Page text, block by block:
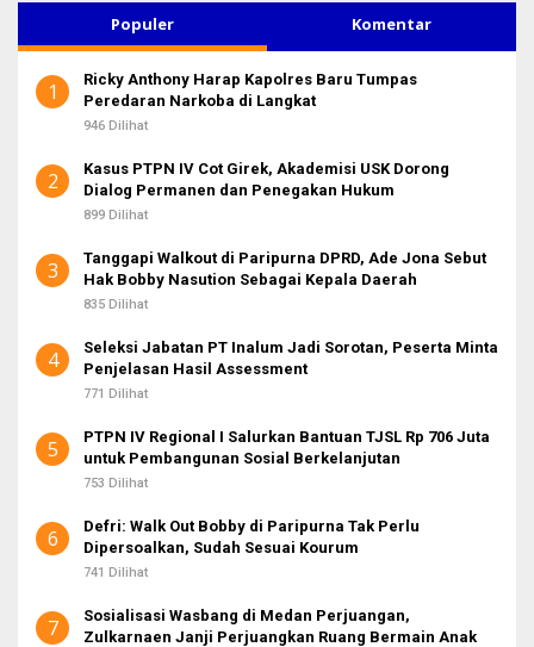
K
2
n
u
k
Populer Komentar
1
Ricky Anthony Harap Kapolres Baru Tumpas
Peredaran Narkoba di Langkat
946 Dilihat
2
Kasus PTPN IV Cot Girek, Akademisi USK Dorong
Dialog Permanen dan Penegakan Hukum
899 Dilihat
3
Tanggapi Walkout di Paripurna DPRD, Ade Jona Sebut
Hak Bobby Nasution Sebagai Kepala Daerah
835 Dilihat
4
Seleksi Jabatan PT Inalum Jadi Sorotan, Peserta Minta
Penjelasan Hasil Assessment
771 Dilihat
5
PTPN IV Regional I Salurkan Bantuan TJSL Rp 706 Juta
untuk Pembangunan Sosial Berkelanjutan
753 Dilihat
6
Defri: Walk Out Bobby di Paripurna Tak Perlu
Dipersoalkan, Sudah Sesuai Kourum
741 Dilihat
7
Sosialisasi Wasbang di Medan Perjuangan,
Zulkarnaen Janji Perjuangkan Ruang Bermain Anak